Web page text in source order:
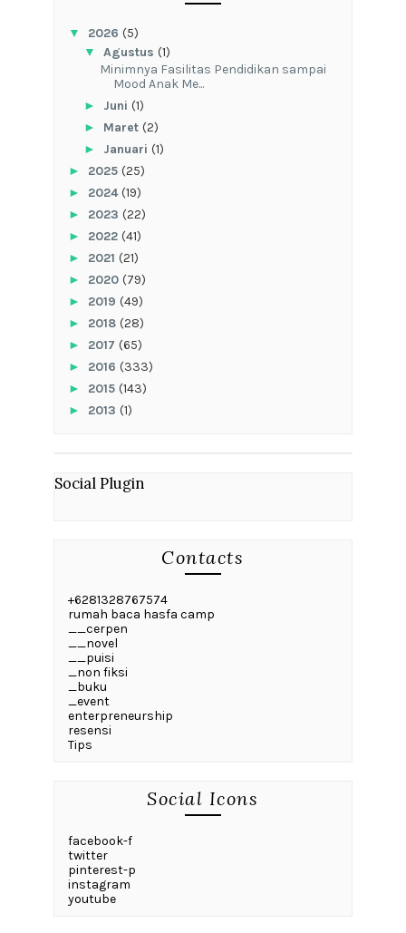
▼ 2026 (5)
▼ Agustus (1)
‎Minimnya Fasilitas Pendidikan sampai
Mood Anak Me...
► Juni (1)
► Maret (2)
► Januari (1)
► 2025 (25)
► 2024(19)
► 2023 (22)
► 2022 (41)
► 2021 (21)
► 2020 (79)
► 2019 (49)
► 2018 (28)
► 2017 (65)
► 2016 (333)
► 2015 (143)
► 2013 (1)
Social Plugin
Contacts
+6281328767574
rumah baca hasfa camp
__cerpen
__novel
__puisi
_non fiksi
_buku
_event
enterpreneurship
resensi
Tips
Social Icons
facebook-f
twitter
pinterest-p
instagram
youtube